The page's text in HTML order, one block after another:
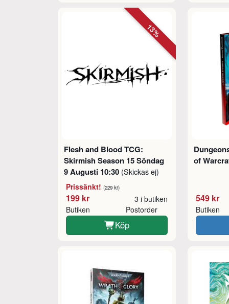
Flesh and Blood TCG:
Skirmish Season 15 Söndag
9 Augusti 10:30 (Skickas ej)
Prissänkt! (229 kr)
199 kr
3 i butiken
Butiken
Postorder
Köp
13%
of
549 kr
Butiken